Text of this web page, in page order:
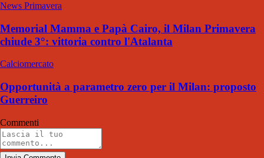
News Primavera
Memorial Mamma e Papà Cairo, il Milan Primavera
chiude 3°: vittoria contro l'Atalanta
Calciomercato
Opportunità a parametro zero per il Milan: proposto
Guerreiro
Commenti